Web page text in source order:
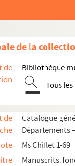
de la
de
Bibliothèque
Tous
de
Catalogue
Départements
Ms Chiflet 1-69
Manuscrits,
Saint-Suaire de
Extrait des tiltres
Recueil de plusieurs
et arrêts du
délibérations
des
des actes du